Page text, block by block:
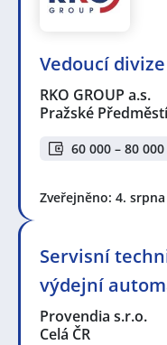
Vedoucí
RKO GROUP a.s.
Pražské
60 000 – 80 000
Zveřejněno: 4. srpna
Servisní
výdejní
Provendia s.r.o.
Celá ČR